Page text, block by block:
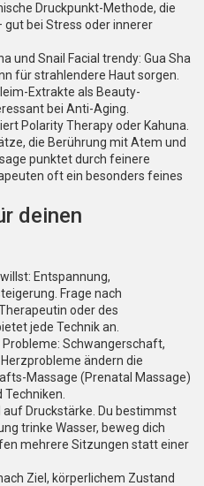
Druckpunkt-Methode, die
gut bei Stress oder innerer
und Snail Facial trendy: Gua Sha
für strahlendere Haut sorgen.
Extrakte als Beauty-
bei Anti-Aging.
Polarity Therapy oder Kahuna.
die Berührung mit Atem und
punktet durch feinere
oft ein besonders feines
deinen
Entspannung,
Frage nach
oder des
jede Technik an.
Schwangerschaft,
ändern die
Massage (Prenatal Massage)
Druckstärke. Du bestimmst
trinke Wasser, beweg dich
mehrere Sitzungen statt einer
Ziel, körperlichem Zustand